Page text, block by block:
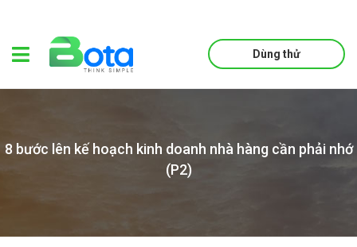
Dùng thử
8 bước lên kế hoạch kinh doanh nhà hàng cần phải nhớ
(P2)